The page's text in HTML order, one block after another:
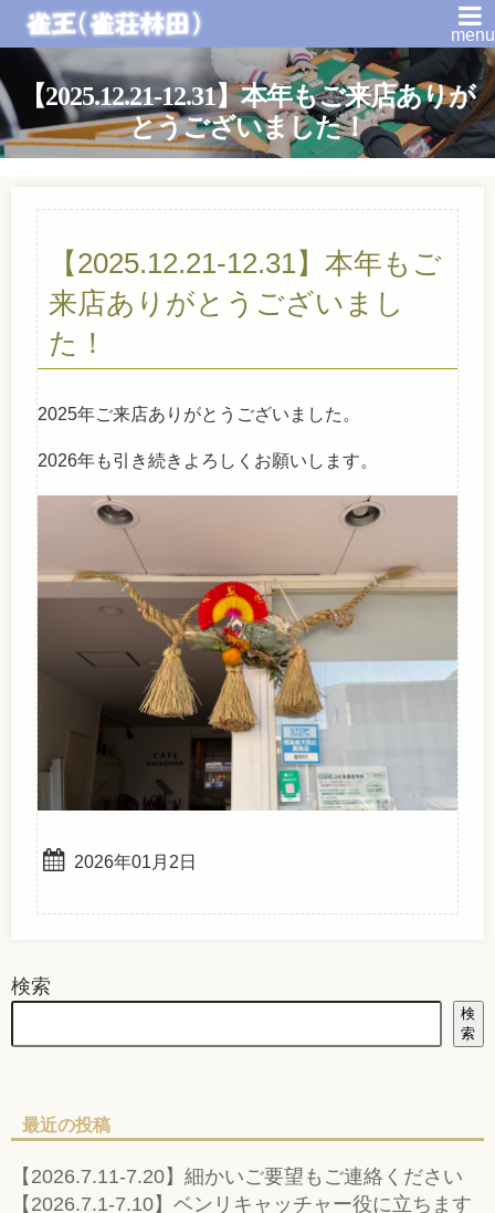
menu
【2025.12.21-12.31】本年もご来店ありが
とうございました！
【2025.12.21-12.31】本年もご
来店ありがとうございまし
た！
2025年ご来店ありがとうございました。
2026年も引き続きよろしくお願いします。
2026年01月2日
検索
検
索
最近の投稿
【2026.7.11-7.20】細かいご要望もご連絡ください
【2026.7.1-7.10】ベンリキャッチャー役に立ちます